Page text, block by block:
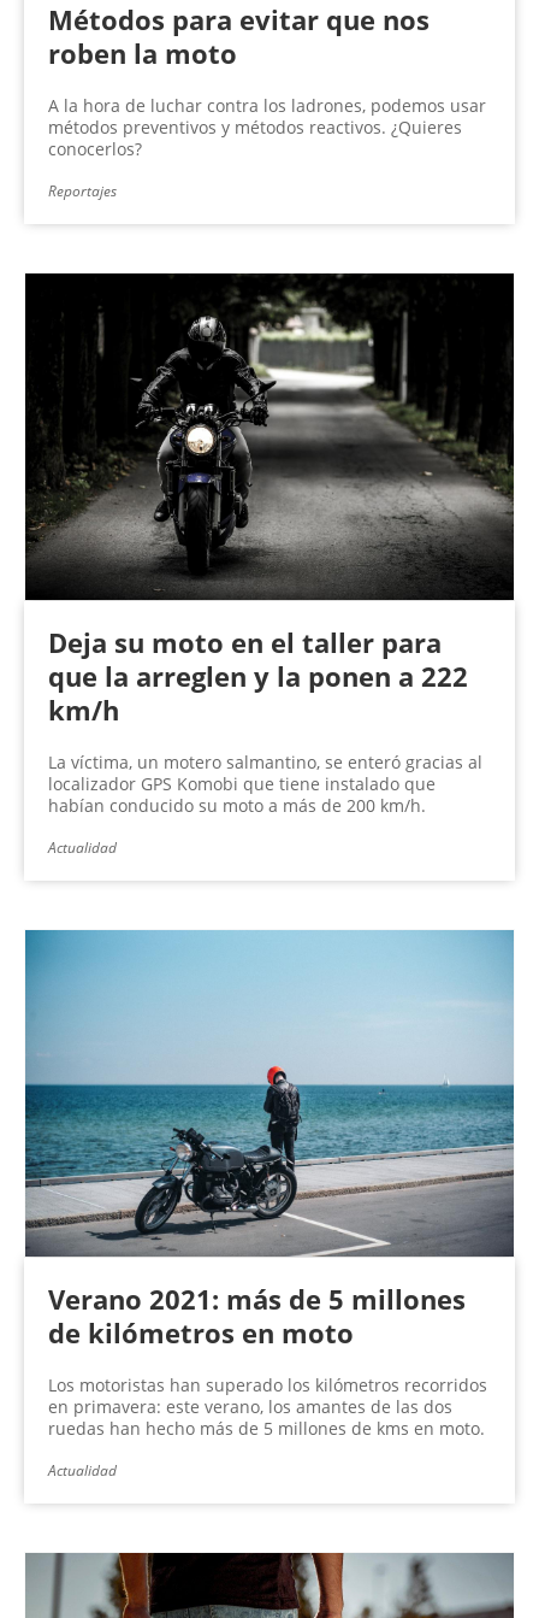
Métodos para evitar que nos
roben la moto
A la hora de luchar contra los ladrones, podemos usar
métodos preventivos y métodos reactivos. ¿Quieres
conocerlos?
Reportajes
Deja su moto en el taller para
que la arreglen y la ponen a 222
km/h
La víctima, un motero salmantino, se enteró gracias al
localizador GPS Komobi que tiene instalado que
habían conducido su moto a más de 200 km/h.
Actualidad
Verano 2021: más de 5 millones
de kilómetros en moto
Los motoristas han superado los kilómetros recorridos
en primavera: este verano, los amantes de las dos
ruedas han hecho más de 5 millones de kms en moto.
Actualidad